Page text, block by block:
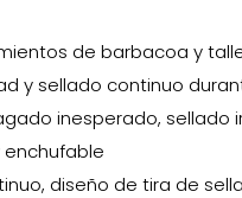
de barbacoa y
y sellado continuo
inesperado, sellado
diseño de tira de